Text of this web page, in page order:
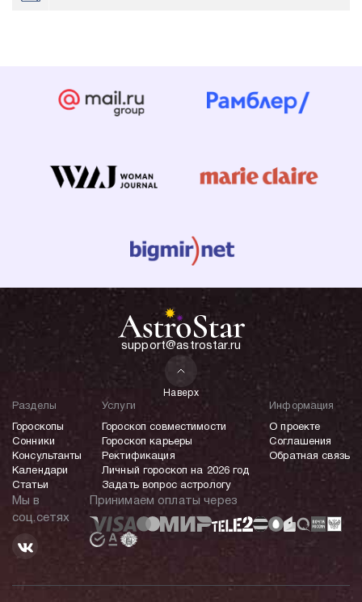
support@astrostar.ru
Наверх
Разделы
Гороскопы
Сонники
Консультанты
Календари
Статьи
Услуги
Гороскоп совместимости
Гороскоп карьеры
Ректификация
Личный гороскоп на 2026 год
Задать вопрос астрологу
Информация
О проекте
Соглашения
Обратная связь
Мы в
соц.сетях
Принимаем оплаты через